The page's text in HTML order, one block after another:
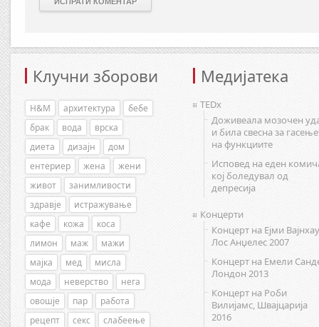
Клучни зборови
H&M архитектура
бебе
брак
вода
врска
диета
дизајн
дом
ентериер
жена
жени
живот
занимливости
здравје
истражување
кафе
кожа
коса
лимон
маж
мажи
мајка
мед
мисла
мода
неверство
нега
овошје
пар
работа
рецепт
секс
слабеење
Медијатека
TEDx
Доживеала мозочен
и била свесна за
на функциите
Исповед на еден
кој боледувал од
депресија
Концерти
Концерт на Ејми
Лос Анџелес 2007
Концерт на Емели
Лондон 2013
Концерт на Роби
Вилијамс, Швајцарија
2016